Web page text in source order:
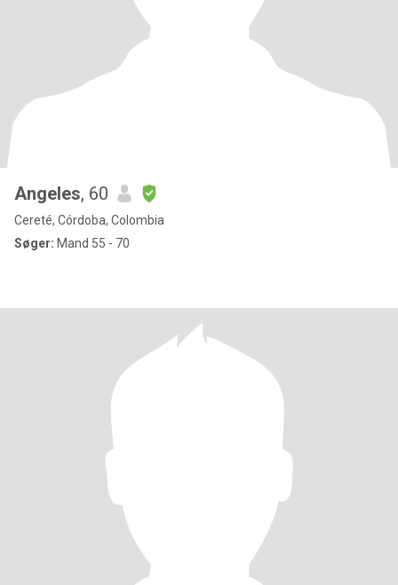
Angeles, 60
Cereté, Córdoba, Colombia
Søger: Mand 55 - 70